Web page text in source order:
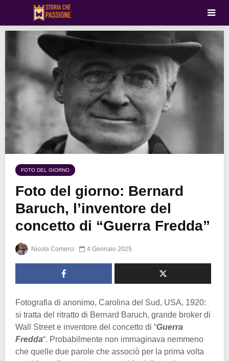
FOTO DEL GIORNO
Foto del giorno: Bernard
Baruch, l’inventore del
concetto di “Guerra Fredda”
Nicola Comerci 4 Gennaio 2025
Fotografia di anonimo, Carolina del Sud, USA, 1920:
si tratta del ritratto di Bernard Baruch, grande broker di
Wall Street e inventore del concetto di “Guerra
Fredda“. Probabilmente non immaginava nemmeno
che quelle due parole che associò per la prima volta